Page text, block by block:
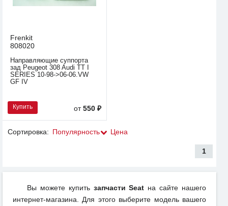
Frenkit
808020
Направляющие суппорта
зад Peugeot 308 Audi TT I
SERIES 10-98->06-06.VW
GF IV
Купить от550 ₽
Сортировка: Популярность Цена
1
Вы можете купить запчасти Seat на сайте нашего
интернет-магазина. Для этого выберите модель вашего